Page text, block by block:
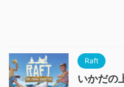
Raft
いかだの